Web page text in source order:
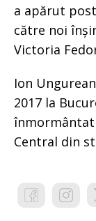
a apărut
către noi
Victoria
Ion
2017 la
Central din